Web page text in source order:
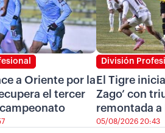
a Oriente por la
el tercer
División
El Tigre
Zago’ con
remontada a
05/08/2026 20:43